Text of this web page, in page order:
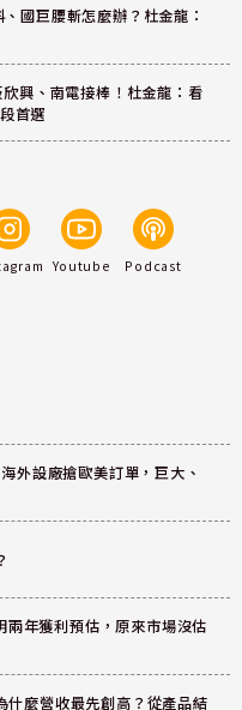
國巨腰斬怎麼辦？杜金龍：
興、南電接棒！杜金龍：看
首選
Youtube Podcast
外設廠搶歐美訂單，巨大、
年獲利預估，原來市場沒估
麼營收最先創高？從產品結